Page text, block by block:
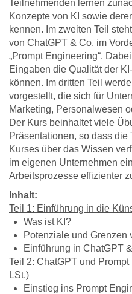
Teilnehmenden lernen
Konzepte von KI sowie
kennen. Im zweiten Teil
von ChatGPT & Co. im
„Prompt Engineering“.
Eingaben die Qualität der
können. Im dritten Teil
vorgestellt, die sich für
Marketing, Personalwesen
Der Kurs beinhaltet viele
Präsentationen, so dass
Kurses über das Wissen
im eigenen Unternehmen
Arbeitsprozesse effizienter
Inhalt:
Teil 1: Einführung in die
Was ist KI?
Potenziale und Grenzen
Einführung in ChatGPT
Teil 2: ChatGPT und
LSt.)
Einstieg ins Prompt